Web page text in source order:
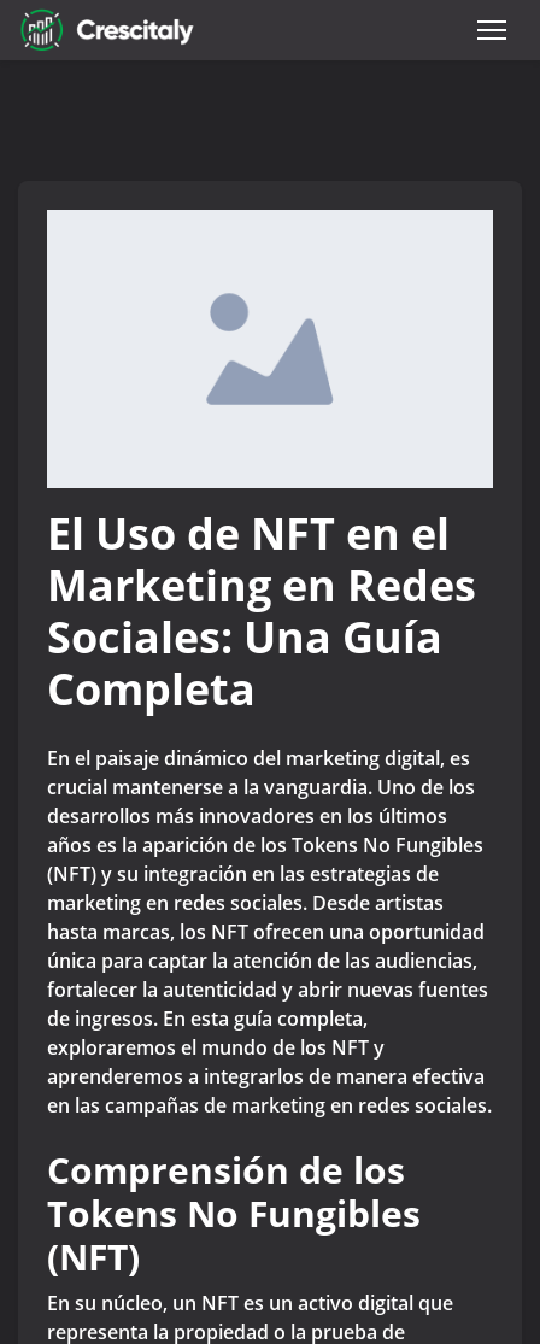
El Uso de NFT en el
Marketing en Redes
Sociales: Una Guía
Completa
En el paisaje dinámico del marketing digital, es
crucial mantenerse a la vanguardia. Uno de los
desarrollos más innovadores en los últimos
años es la aparición de los Tokens No Fungibles
(NFT) y su integración en las estrategias de
marketing en redes sociales. Desde artistas
hasta marcas, los NFT ofrecen una oportunidad
única para captar la atención de las audiencias,
fortalecer la autenticidad y abrir nuevas fuentes
de ingresos. En esta guía completa,
exploraremos el mundo de los NFT y
aprenderemos a integrarlos de manera efectiva
en las campañas de marketing en redes sociales.
Comprensión de los
Tokens No Fungibles
(NFT)
En su núcleo, un NFT es un activo digital que
representa la propiedad o la prueba de